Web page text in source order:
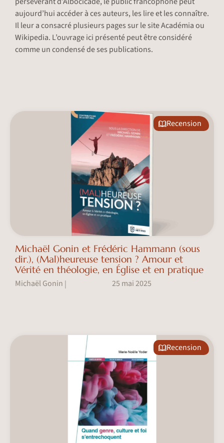
aujourd’hui accéder à ces auteurs, les lire et les connaître.
Il leur a consacré plusieurs pages sur le site Académia ou
Wikipedia. L’ouvrage ici présenté peut être considéré
comme un condensé de ses publications.
Recension
Michaël Gonin et Frédéric Hammann (sous
dir.), (Mal)heureuse tension ? Amour et
Vérité en théologie, en Église et en pratique
Michaël Gonin | 25 mai 2025
Recension